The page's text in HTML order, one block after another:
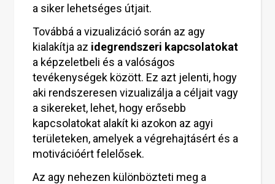
a siker lehetséges útjait.
Továbbá a vizualizáció során az agy
kialakítja az idegrendszeri kapcsolatokat
a képzeletbeli és a valóságos
tevékenységek között. Ez azt jelenti, hogy
aki rendszeresen vizualizálja a céljait vagy
a sikereket, lehet, hogy erősebb
kapcsolatokat alakít ki azokon az agyi
területeken, amelyek a végrehajtásért és a
motivációért felelősek.
Az agy nehezen különbözteti meg a